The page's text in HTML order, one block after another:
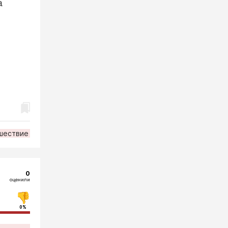
0
оценили
0%